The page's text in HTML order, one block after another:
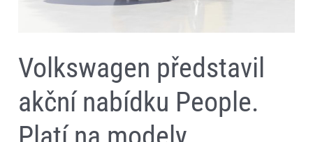
Volkswagen představil
akční nabídku People.